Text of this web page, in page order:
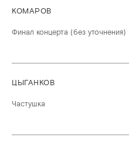
КОМАРОВ
Финал концерта (без уточнения)
ЦЫГАНКОВ
Частушка